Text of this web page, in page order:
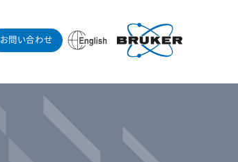
ーステージ搭載ラマン顕微鏡
ラマン測定用密閉容器
お問い合わせ